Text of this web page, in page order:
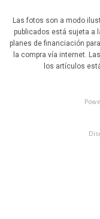
Las fotos son a modo
publicados está sujeta a
planes de financiación
la compra vía internet.
los artículos